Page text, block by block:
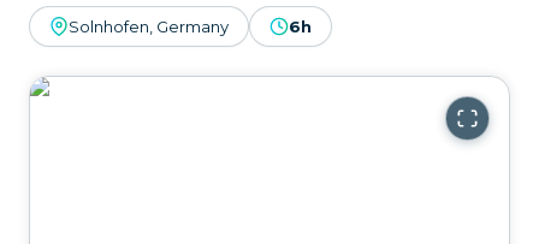
Solnhofen, Germany 6h